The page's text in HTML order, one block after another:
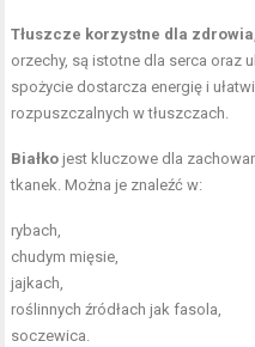
Tłuszcze korzystne dla zdrowia
orzechy, są istotne dla serca oraz
spożycie dostarcza energię i
rozpuszczalnych w tłuszczach.
Białko jest kluczowe dla
tkanek. Można je znaleźć w:
rybach,
chudym mięsie,
jajkach,
roślinnych źródłach jak fasola,
soczewica.